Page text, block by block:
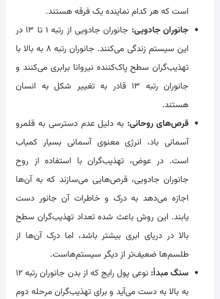
است که هر کدام نماینده یک فرقه هستند.
جانوران جادویی:
جانوران جادویی از رتبه ۱ تا ۱۳ در
این سیستم زندگی می‌کنند. جانوران رتبه ۸ به بالا با
تهذیب‌گران سطح پاک‌کننده نیروانا برابری می‌کنند و
جانوران رتبه ۱۳ قادر به تغییر شکل به انسان
هستند.
قرص‌های روحانی: به دلیل عدم دسترسی به قلمرو
آسمانی باد، انرژی معنوی آسمانی بسیار کمیاب
است. در عوض، تهذیب‌گران با استفاده از روح
جانوران جادویی، قرص‌هایی می‌سازند که به آن‌ها
اجازه می‌دهد به درک و خاطرات آن جانور دست
یابند. این روش باعث شده تعداد تهذیب‌گران سطح
بالا در دریای ابری بیشتر باشد، اما درک آن‌ها از
طلسم‌ها ضعیف‌تر از دیگر سیستم‌هاست.
سنگ مبدأ:
نوعی پول رایج که از بدن جانوران رتبه ۱۲
به بالا به دست می‌آید و برای تهذیب‌گران مرحله دوم